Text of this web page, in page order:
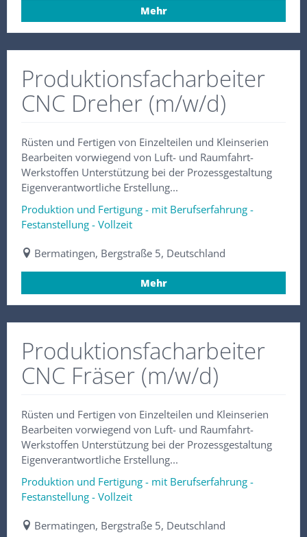
Mehr
Produktionsfacharbeiter
CNC Dreher (m/w/d)
Rüsten und Fertigen von Einzelteilen und Kleinserien
Bearbeiten vorwiegend von Luft- und Raumfahrt-
Werkstoffen Unterstützung bei der Prozessgestaltung
Eigenverantwortliche Erstellung...
Produktion und Fertigung - mit Berufserfahrung -
Festanstellung - Vollzeit
Bermatingen, Bergstraße 5, Deutschland
Mehr
Produktionsfacharbeiter
CNC Fräser (m/w/d)
Rüsten und Fertigen von Einzelteilen und Kleinserien
Bearbeiten vorwiegend von Luft- und Raumfahrt-
Werkstoffen Unterstützung bei der Prozessgestaltung
Eigenverantwortliche Erstellung...
Produktion und Fertigung - mit Berufserfahrung -
Festanstellung - Vollzeit
Bermatingen, Bergstraße 5, Deutschland